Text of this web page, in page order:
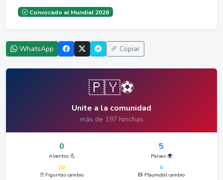
Convocado al Mundial 2026
WhatsApp Copiar
🇵🇾⚽
Unite a la comunidad
más de 197 hinchas
0
Alientos 💪
5
Países 🌍
20
🃏 Figuritas cambio
0
🧸 Playmobil cambio